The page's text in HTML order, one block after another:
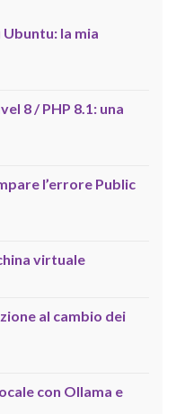
la mia
8 / PHP 8.1: una
l’errore Public
virtuale
al cambio dei
con Ollama e